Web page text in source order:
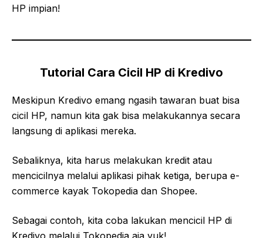
HP impian!
Tutorial Cara Cicil HP di Kredivo
Meskipun Kredivo emang ngasih tawaran buat bisa
cicil HP, namun kita gak bisa melakukannya secara
langsung di aplikasi mereka.
Sebaliknya, kita harus melakukan kredit atau
mencicilnya melalui aplikasi pihak ketiga, berupa e-
commerce kayak Tokopedia dan Shopee.
Sebagai contoh, kita coba lakukan mencicil HP di